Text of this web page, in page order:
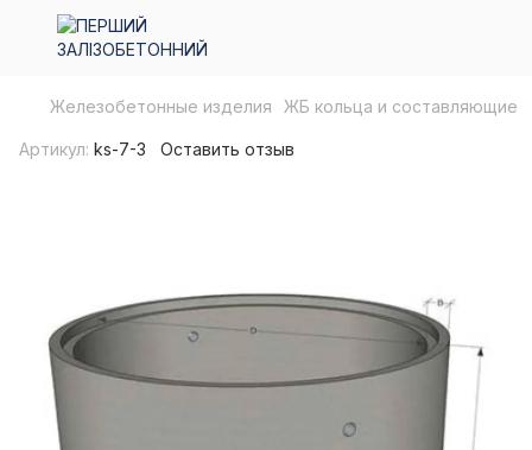
Железобетонные изделия ЖБ кольца и составляющие
Артикул: ks-7-3 Оставить отзыв